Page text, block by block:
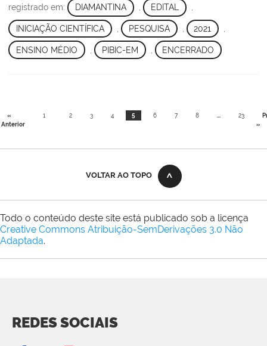
registrado em: DIAMANTINA , EDITAL ,
INICIAÇÃO CIENTÍFICA PESQUISA 2021
ENSINO MÉDIO PIBIC-EM ENCERRADO
«
Anterior
1 2 3 4 5 6 7 8 ... 23
»
VOLTAR AO TOPO
Todo o conteúdo deste site está publicado sob a licença
Creative Commons Atribuição-SemDerivações 3.0 Não
Adaptada.
REDES SOCIAIS